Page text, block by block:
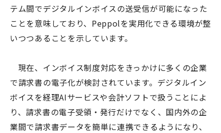
テム間でデジタルインボイスの送受信が可能になった
ことを意味しており、Peppolを実用化できる環境が整
いつつあることを示しています。
現在、インボイス制度対応をきっかけに多くの企業
で請求書の電子化が検討されています。デジタルイン
ボイスを経理AIサービスや会計ソフトで扱うことによ
り、請求書の電子受領・発行だけでなく、国内外の企
業間で請求書データを簡単に連携できるようになり、